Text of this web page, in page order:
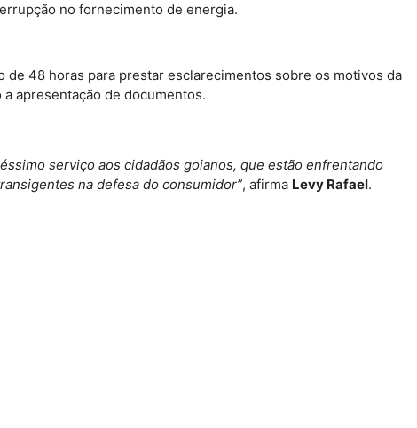
no fornecimento de energia.
48 horas para prestar esclarecimentos sobre os motivos da
apresentação de documentos.
serviço aos cidadãos goianos, que estão enfrentando
na defesa do consumidor”, afirma Levy Rafael.